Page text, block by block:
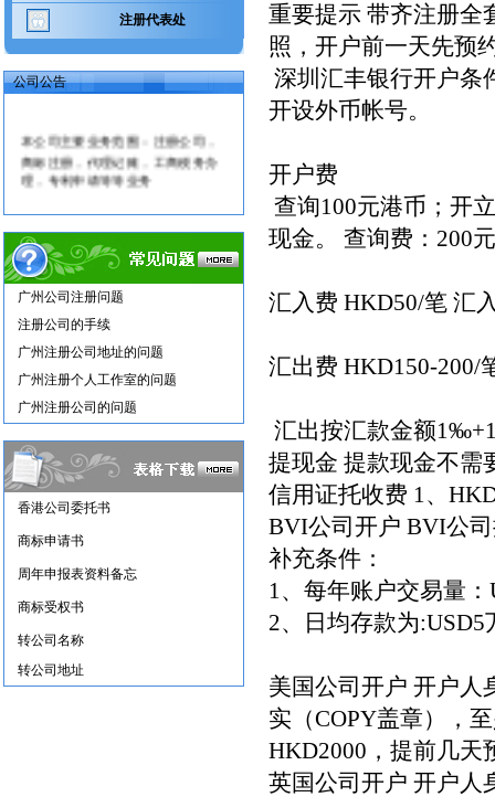
注册代表处
公司公告
本公司主要业务范围：注册公司，
商标注册，代理记账，工商税务办
理，专利申请等等业务
广州公司注册问题
注册公司的手续
广州注册公司地址的问题
广州注册个人工作室的问题
广州注册公司的问题
香港公司委托书
商标申请书
周年申报表资料备忘
商标受权书
转公司名称
转公司地址
重要提示 带齐注册全
照，开户前一天先预
深圳汇丰银行开户条
开设外币帐号。
开户费
查询100元港币；开
现金。 查询费：200元
汇入费 HKD50/笔 汇
汇出费 HKD150-200/
汇出按汇款金额
提现金 提款现金不
信用证托收费 1、
BVI公司开户 BVI公
补充条件：
1、每年账户交易量：
2、日均存款为:USD5
美国公司开户 开户人
实（COPY盖章），
HKD2000，提前几天
英国公司开户 开户人